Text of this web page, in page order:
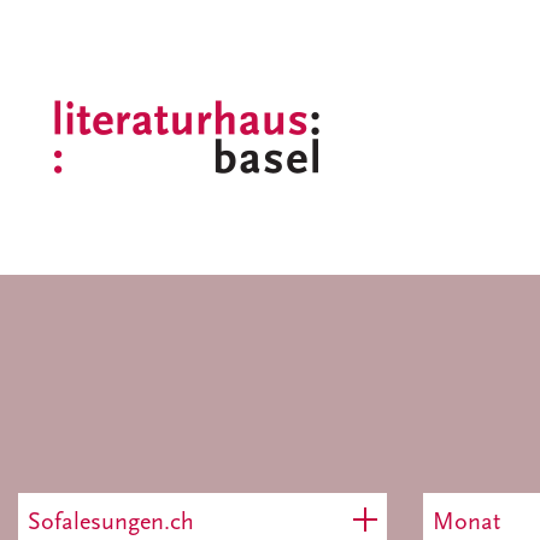
Sofalesungen.ch Monat